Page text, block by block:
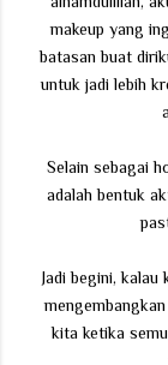
makeup yang
batasan buat
untuk jadi lebih
Selain sebagai
adalah bentuk
Jadi begini,
kita ketika